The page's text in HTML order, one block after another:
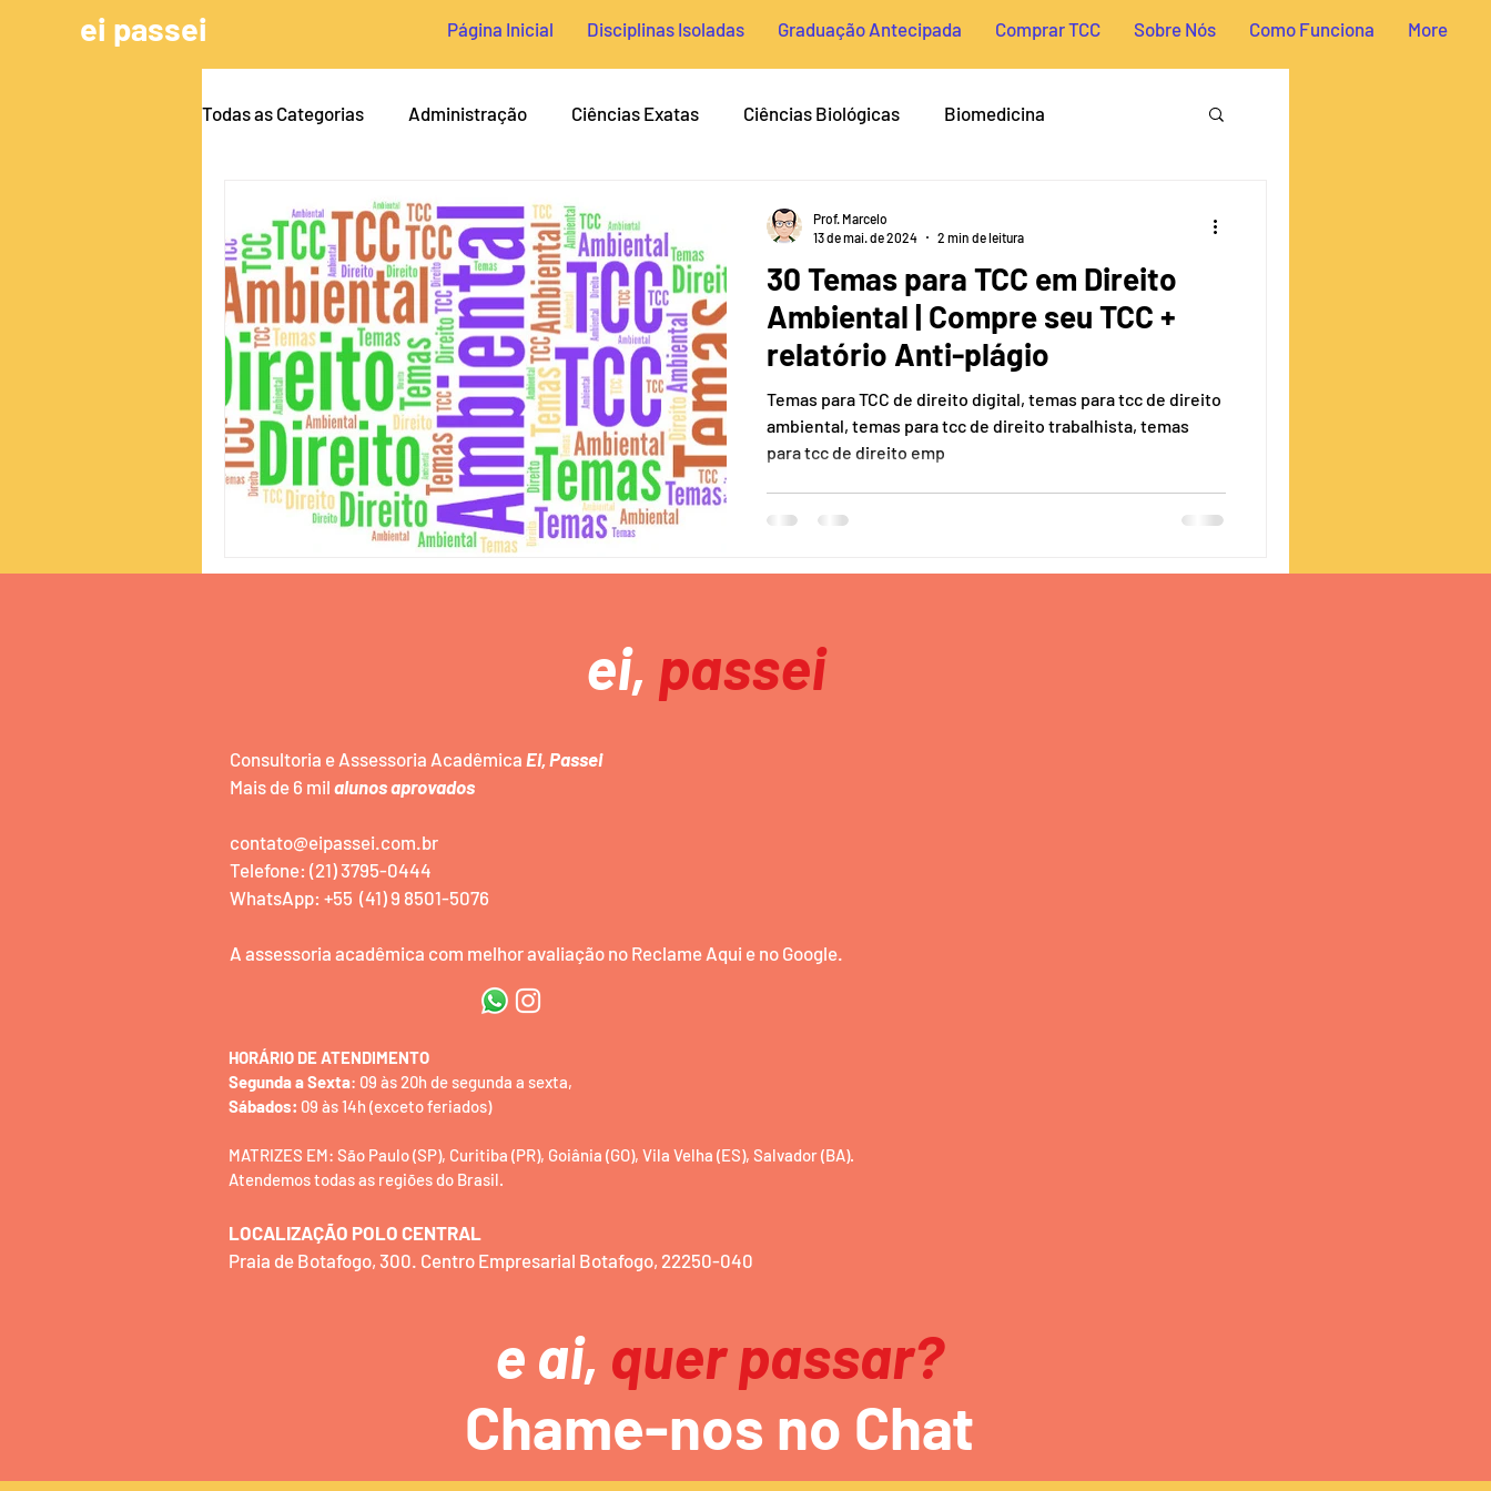
ei passei Página Inicial Disciplinas Isoladas Graduação Antecipada Comprar TCC Sobre Nós Como Funciona More
Todas as Categorias Administração Ciências Exatas Ciências Biológicas Biomedicina
Arquitetura e Urbanismo Antiplágio & Plágio
Engenharia Civil Dicas para TCC Normas Técnicas Temas para TCC de Medicina Temas para TCC
Pedagogia Serviço Social Psicologia História Biotecnologia
Medicina Veterinária Engenharia Biomédica Nutrição
ADS/TI
30 Temas para TCC em Direito
Ambiental | Compre seu TCC +
relatório Anti-plágio
Temas para TCC de direito digital, temas para tcc de direito
ambiental, temas para tcc de direito trabalhista, temas
para tcc de direito emp
Prof. Marcelo
13 de mai. de 2024
2 min de leitura
ei, passei
Consultoria e Assessoria Acadêmica Ei, Passei
Mais de 6 mil alunos aprovados
contato@eipassei.com.br
Telefone: (21) 3795-0444
WhatsApp: +55 (41) 9 8501-5076
A assessoria acadêmica com melhor avaliação no Reclame Aqui e no Google.
HORÁRIO DE ATENDIMENTO
Segunda a Sexta: 09 às 20h de segunda a sexta,
Sábados: 09 às 14h (exceto feriados)
MATRIZES EM: São Paulo (SP), Curitiba (PR), Goiânia (GO), Vila Velha (ES), Salvador (BA).
Atendemos todas as regiões do Brasil.
LOCALIZAÇÃO POLO CENTRAL
Praia de Botafogo, 300. Centro Empresarial Botafogo, 22250-040
e ai, quer passar?
Chame-nos no Chat